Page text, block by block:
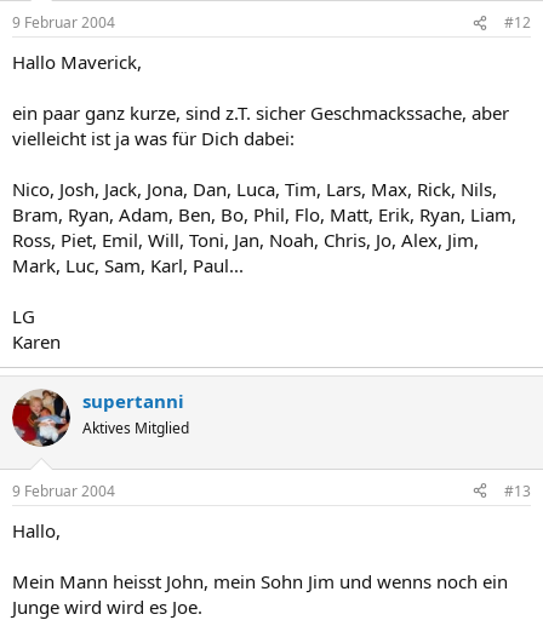
9 Februar 2004 #12
Hallo Maverick,
ein paar ganz kurze, sind z.T. sicher Geschmackssache, aber
vielleicht ist ja was für Dich dabei:
Nico, Josh, Jack, Jona, Dan, Luca, Tim, Lars, Max, Rick, Nils,
Bram, Ryan, Adam, Ben, Bo, Phil, Flo, Matt, Erik, Ryan, Liam,
Ross, Piet, Emil, Will, Toni, Jan, Noah, Chris, Jo, Alex, Jim,
Mark, Luc, Sam, Karl, Paul...
LG
Karen
supertanni
Aktives Mitglied
9 Februar 2004 #13
Hallo,
Mein Mann heisst John, mein Sohn Jim und wenns noch ein
Junge wird wird es Joe.